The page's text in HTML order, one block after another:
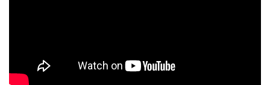
①中高生向け「福祉の魅力を伝える福祉教育
FUKUTHINK」の企画運営